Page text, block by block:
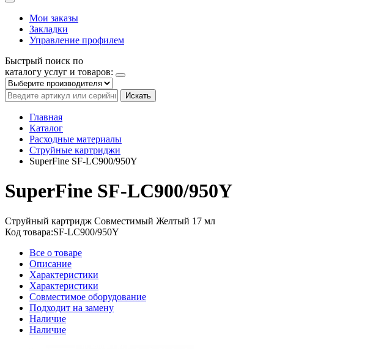
Мои заказы
Закладки
Управление профилем
Быстрый поиск по
каталогу услуг и товаров:
Искать
Главная
Каталог
Расходные материалы
Струйные картриджи
SuperFine SF-LC900/950Y
SuperFine SF-LC900/950Y
Струйный картридж Совместимый Желтый 17 мл
Код товара:SF-LC900/950Y
Все о товаре
Описание
Характеристики
Характеристики
Совместимое оборудование
Подходит на замену
Наличие
Наличие